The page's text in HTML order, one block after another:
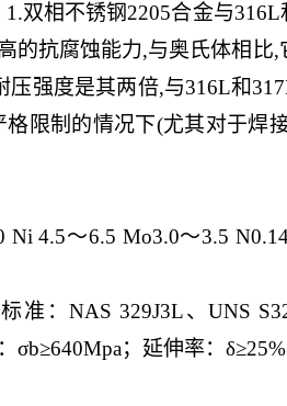
相不锈钢2205合金与316L
的抗腐蚀能力,与奥氏体相比
强度是其两倍,与316L和
限制的情况下(尤其对于焊
4.5～6.5 Mo3.0～3.5
：NAS 329J3L、UNS
；延伸率：